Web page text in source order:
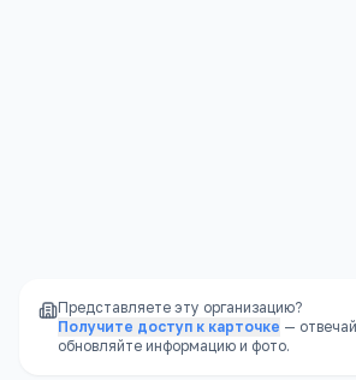
Представляете эту организацию?
Получите доступ к карточке —
обновляйте информацию и фото.